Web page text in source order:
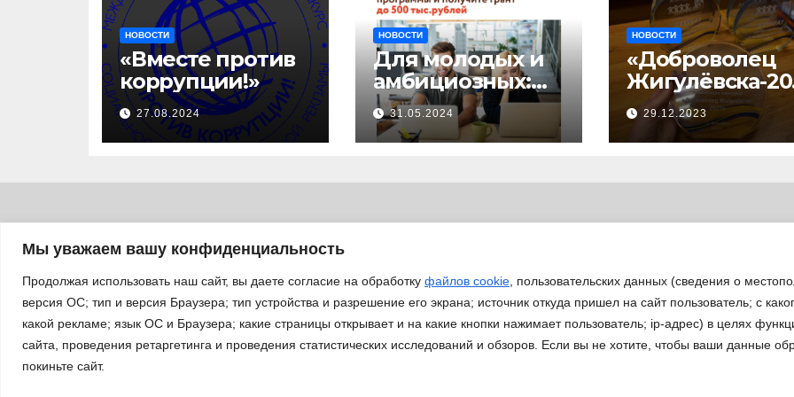
Мы уважаем вашу конфиденциальность
Продолжая использовать наш сайт, вы даете согласие на обработку файлов cookie , пользовательских данных (сведения о
версия ОС; тип и версия Браузера; тип устройства и разрешение его экрана; источник откуда пришел на сайт пользователь; с
какой рекламе; язык ОС и Браузера; какие страницы открывает и на какие кнопки нажимает пользователь; ip-адрес) в целях
сайта, проведения ретаргетинга и проведения статистических исследований и обзоров. Если вы не хотите, чтобы ваши данные
покиньте сайт.
НОВОСТИ
«Вместе против
коррупции!»
27.08.2024
НОВОСТИ
Для молодых и
амбициозных:
стартовал прием
заявок на
участие в
акселераторе
31.05.2024
НОВОСТИ
«Доброволец
Жигулёвска-
» 29.12.2023